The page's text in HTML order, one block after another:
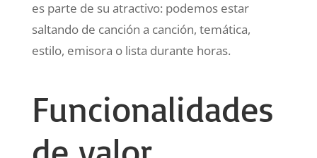
es parte de su atractivo: podemos estar
saltando de canción a canción, temática,
estilo, emisora o lista durante horas.
Funcionalidades